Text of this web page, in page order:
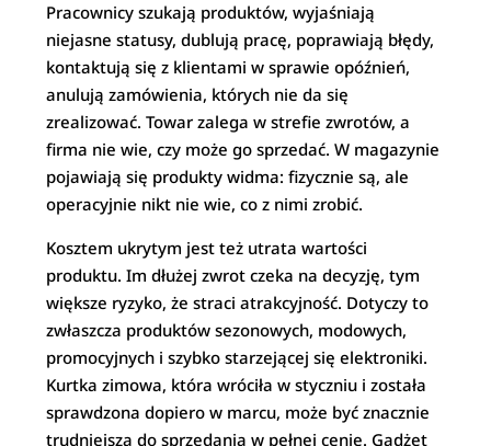
Pracownicy szukają produktów, wyjaśniają
niejasne statusy, dublują pracę, poprawiają błędy,
kontaktują się z klientami w sprawie opóźnień,
anulują zamówienia, których nie da się
zrealizować. Towar zalega w strefie zwrotów, a
firma nie wie, czy może go sprzedać. W magazynie
pojawiają się produkty widma: fizycznie są, ale
operacyjnie nikt nie wie, co z nimi zrobić.
Kosztem ukrytym jest też utrata wartości
produktu. Im dłużej zwrot czeka na decyzję, tym
większe ryzyko, że straci atrakcyjność. Dotyczy to
zwłaszcza produktów sezonowych, modowych,
promocyjnych i szybko starzejącej się elektroniki.
Kurtka zimowa, która wróciła w styczniu i została
sprawdzona dopiero w marcu, może być znacznie
trudniejsza do sprzedania w pełnej cenie. Gadżet